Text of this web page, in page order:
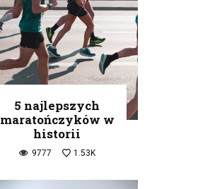
5 najlepszych
maratończyków w
historii
9777 1.53K